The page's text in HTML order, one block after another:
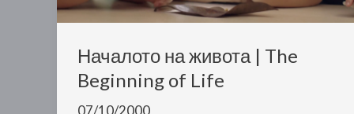
Началото на живота | The
Beginning of Life
07/10/2000